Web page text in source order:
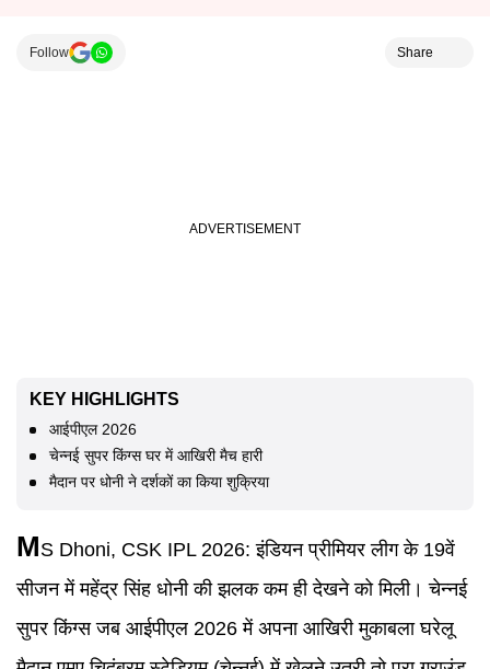
Follow Share
KEY HIGHLIGHTS
आईपीएल 2026
चेन्नई सुपर किंग्स घर में आखिरी मैच हारी
मैदान पर धोनी ने दर्शकों का किया शुक्रिया
MS Dhoni, CSK IPL 2026: इंडियन प्रीमियर लीग के 19वें
सीजन में महेंद्र सिंह धोनी की झलक कम ही देखने को मिली। चेन्नई
सुपर किंग्स जब आईपीएल 2026 में अपना आखिरी मुकाबला घरेलू